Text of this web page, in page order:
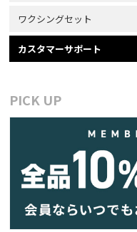
ワクシングセット
カスタマーサポート
PICK UP